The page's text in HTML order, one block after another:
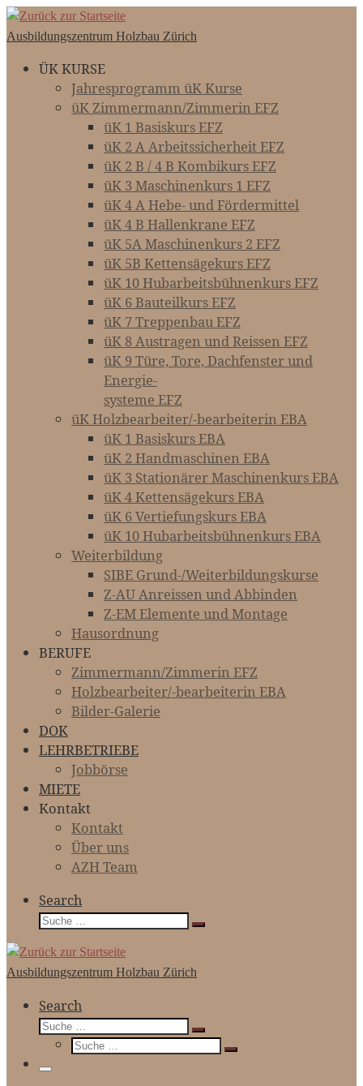
Zum
Inhalt
Ausbildungszentrum Holzbau Zürich
ÜK KURSE
Jahresprogramm üK Kurse
üK Zimmermann/Zimmerin EFZ
üK 1 Basiskurs EFZ
üK 2 A Arbeitssicherheit EFZ
üK 2 B / 4 B Kombikurs EFZ
üK 3 Maschinenkurs 1 EFZ
üK 4 A Hebe- und Fördermittel
üK 4 B Hallenkrane EFZ
üK 5A Maschinenkurs 2 EFZ
üK 5B Kettensägekurs EFZ
üK 10 Hubarbeitsbühnenkurs EFZ
üK 6 Bauteilkurs EFZ
üK 7 Treppenbau EFZ
üK 8 Austragen und Reissen EFZ
üK 9 Türe, Tore, Dachfenster und
Energie-­­­
systeme EFZ
üK Holzbearbeiter/-bearbeiterin EBA
üK 1 Basiskurs EBA
üK 2 Handmaschinen EBA
üK 3 Stationärer Maschinenkurs EBA
üK 4 Kettensägekurs EBA
üK 6 Vertiefungskurs EBA
üK 10 Hubarbeitsbühnenkurs EBA
Weiterbildung
SIBE Grund-/Weiterbildungskurse
Z-AU Anreissen und Abbinden
Z-EM Elemente und Montage
Hausordnung
BERUFE
Zimmermann/Zimmerin EFZ
Holzbearbeiter/-bearbeiterin EBA
Bilder-Galerie
DOK
LEHRBETRIEBE
Jobbörse
MIETE
Kontakt
Kontakt
Über uns
AZH Team
Search
Suche
Suche
Ausbildungszentrum Holzbau Zürich
Search
Suche
Suche
Suche
Suche
Menü